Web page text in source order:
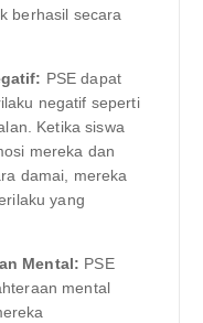
berhasil secara
PSE dapat
negatif seperti
Ketika siswa
mereka dan
damai, mereka
yang
Mental: PSE
mental